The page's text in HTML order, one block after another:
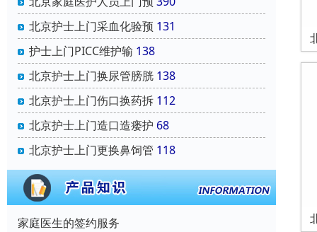
北京护士上门采血化验预 131
护士上门PICC维护输 138
北京护士上门换尿管膀胱 138
北京护士上门伤口换药拆 112
北京护士上门造口造瘘护 68
北京护士上门更换鼻饲管 118
家庭医生的签约服务